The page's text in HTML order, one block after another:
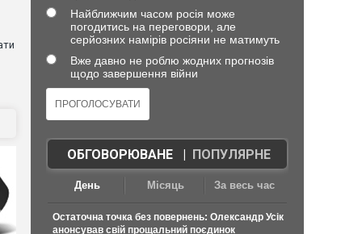
Найближчим часом росія може
погодитись на переговори, але
серйозних намірів росіяни не матимуть
Вже давно не роблю жодних прогнозів
щодо завершення війни
ОБГОВОРЮВАНЕ| ПОПУЛЯРНЕ
День Місяць За весь час
Остаточна точка без повернень: Олександр Усік
анонсував свій прощальний поєдинок